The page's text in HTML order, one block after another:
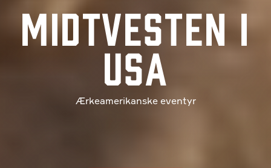
Midtvesten i
USA
Ærkeamerikanske eventyr